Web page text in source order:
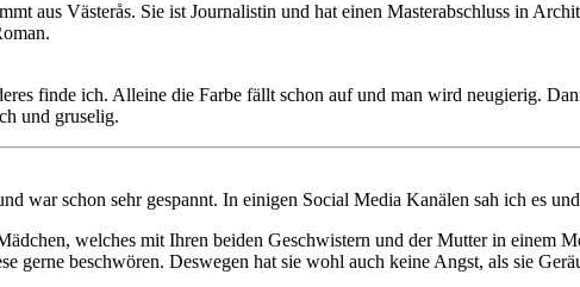
aus Västerås. Sie ist Journalistin und hat einen Masterabschluss in
finde ich. Alleine die Farbe fällt schon auf und man wird neugierig.
und gruselig.
war schon sehr gespannt. In einigen Social Media Kanälen sah ich es
welches mit Ihren beiden Geschwistern und der Mutter in einem
gerne beschwören. Deswegen hat sie wohl auch keine Angst, als sie